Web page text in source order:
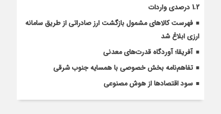
1.2 درصدی واردات
فهرست کالاهای مشمول بازگشت ارز صادراتی از طریق سامانه
ارزی ابلاغ شد
آفریقا؛ آوردگاه قدرت‌های معدنی
تفاهم‌نامه بخش خصوصی با همسایه جنوب شرقی
سود اقتصاد‌ها از هوش مصنوعی